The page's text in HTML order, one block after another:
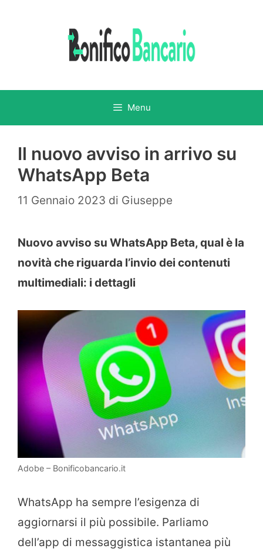
Menu
Il nuovo avviso in arrivo su
WhatsApp Beta
11 Gennaio 2023 di Giuseppe
Nuovo avviso su WhatsApp Beta, qual è la
novità che riguarda l’invio dei contenuti
multimediali: i dettagli
Adobe – Bonificobancario.it
WhatsApp ha sempre l’esigenza di
aggiornarsi il più possibile. Parliamo
dell’app di messaggistica istantanea più